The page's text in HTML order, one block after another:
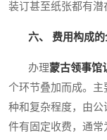
装订甚至纸张都有潜
六、 费用构成
办理蒙古领事馆
个环节叠加而成。
种和复杂程度，由
件有固定收费，通